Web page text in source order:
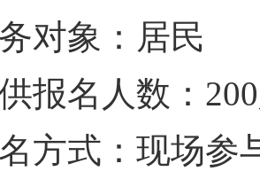
对象：居民
报名人数：
方式：现场参